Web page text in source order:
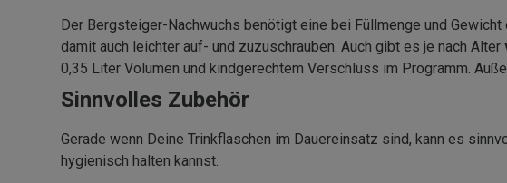
Der Bergsteiger-Nachwuchs benötigt eine bei Füllmenge und
damit auch leichter auf- und zuzuschrauben. Auch gibt es je nach Alter
0,35 Liter Volumen und kindgerechtem Verschluss im Programm.
Sinnvolles Zubehör
Gerade wenn Deine Trinkflaschen im Dauereinsatz sind, kann es
hygienisch halten kannst.